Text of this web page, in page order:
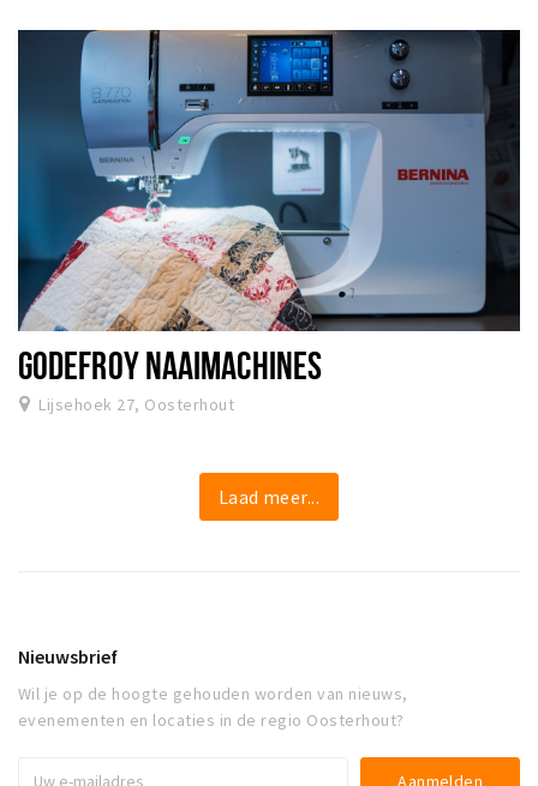
GODEFROY NAAIMACHINES
Lijsehoek 27, Oosterhout
Laad meer...
Nieuwsbrief
Wil je op de hoogte gehouden worden van nieuws,
evenementen en locaties in de regio Oosterhout?